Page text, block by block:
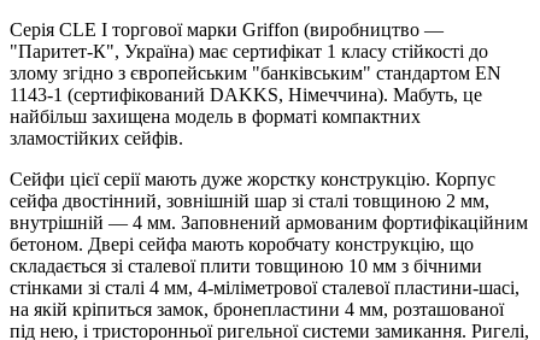
Серія CLE I торгової марки Griffon (виробництво —
"Паритет-К", Україна) має сертифікат 1 класу стійкості до
злому згідно з європейським "банківським" стандартом EN
1143-1 (сертифікований DAKKS, Німеччина). Мабуть, це
найбільш захищена модель в форматі компактних
зламостійких сейфів.
Сейфи цієї серії мають дуже жорстку конструкцію. Корпус
сейфа двостінний, зовнішній шар зі сталі товщиною 2 мм,
внутрішній — 4 мм. Заповнений армованим фортифікаційним
бетоном. Двері сейфа мають коробчату конструкцію, що
складається зі сталевої плити товщиною 10 мм з бічними
стінками зі сталі 4 мм, 4-міліметрової сталевої пластини-шасі,
на якій кріпиться замок, бронепластини 4 мм, розташованої
під нею, і тристоронньої ригельної системи замикання. Ригелі,